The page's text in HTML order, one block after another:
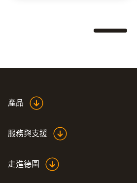
產品
服務與支援
走進德圖